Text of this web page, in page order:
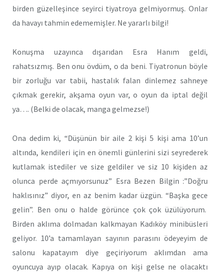
birden güzelleşince seyirci tiyatroya gelmiyormuş. Onlar
da havayı tahmin edememişler. Ne yararlı bilgi!
Konuşma uzayınca dışarıdan Esra Hanım geldi,
rahatsızmış. Ben onu övdüm, o da beni. Tiyatronun böyle
bir zorluğu var tabii, hastalık falan dinlemez sahneye
çıkmak gerekir, akşama oyun var, o oyun da iptal değil
ya…. (Belki de olacak, manga gelmezse!)
Ona dedim ki, “Düşünün bir aile 2 kişi 5 kişi ama 10’un
altında, kendileri için en önemli günlerini sizi seyrederek
kutlamak istediler ve size geldiler ve siz 10 kişiden az
olunca perde açmıyorsunuz” Esra Bezen Bilgin :”Doğru
haklısınız” diyor, en az benim kadar üzgün. “Başka gece
gelin”. Ben onu o halde görünce çok çok üzülüyorum.
Birden aklıma dolmadan kalkmayan Kadıköy minibüsleri
geliyor. 10’a tamamlayan sayının parasını ödeyeyim de
salonu kapatayım diye geçiriyorum aklımdan ama
oyuncuya ayıp olacak. Kapıya on kişi gelse ne olacaktı